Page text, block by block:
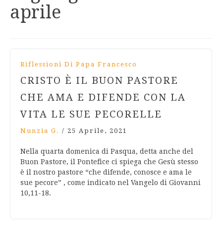
aprile
Riflessioni Di Papa Francesco
CRISTO È IL BUON PASTORE
CHE AMA E DIFENDE CON LA
VITA LE SUE PECORELLE
Nunzia G. / 25 Aprile, 2021
Nella quarta domenica di Pasqua, detta anche del
Buon Pastore, il Pontefice ci spiega che Gesù stesso
è il nostro pastore “che difende, conosce e ama le
sue pecore” , come indicato nel Vangelo di Giovanni
10,11-18.